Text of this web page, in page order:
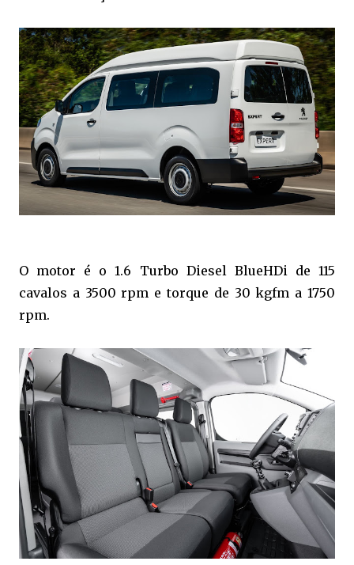
O motor é o 1.6 Turbo Diesel BlueHDi de 115
cavalos a 3500 rpm e torque de 30 kgfm a 1750
rpm.